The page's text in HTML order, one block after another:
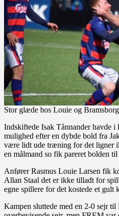
Stor glæde hos Louie og
Indskiftede Isak Tånnander havde i
mulighed efter en dybde bold fra
være lidt ude træning for det ligner
en målmand so fik pareret bolden
Anfører Rasmus Louie Larsen fik
Allan Staal det er ikke tilladt for
egne spillere for det kostede et gult
Kampen sluttede med en 2-0 sejr